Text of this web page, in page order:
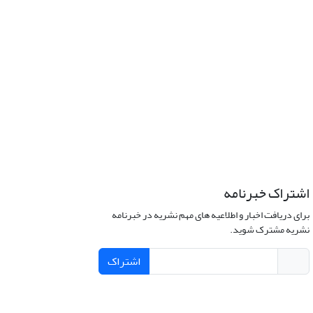
اشتراک خبرنامه
برای دریافت اخبار و اطلاعیه های مهم نشریه در خبرنامه
نشریه مشترک شوید.
اشتراک